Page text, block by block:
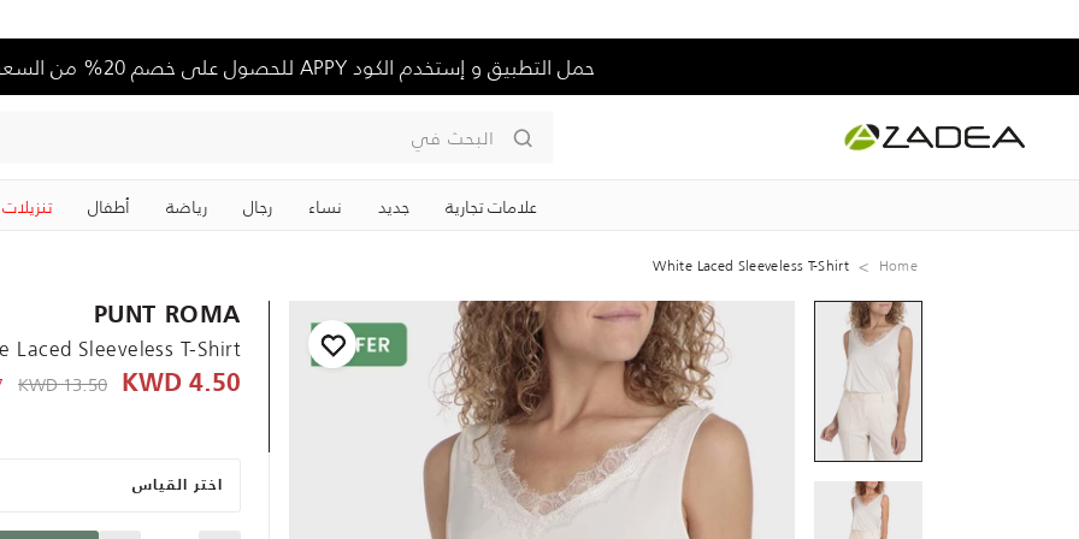
حمل التطبيق و إستخدم الكود APPY للحصول على خصم 20% من السعر الكامل
البحث في
علامات تجارية جديد نساء رجال رياضة ‏أطفال تنزيلات
Home
White Laced Sleeveless T-Shirt
PUNT ROMA
Laced Sleeveless T-Shirt
4.50 KWD
reduced from
13.50 KWD
اختر القياس